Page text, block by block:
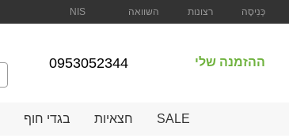
NIS השוואה רצונות כְּנִיסָה
0953052344 ההזמנה שלי
בגדי חוף חצאיות SALE